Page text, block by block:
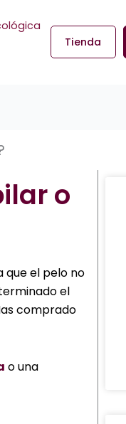
Tienda
o
el pelo no
el
comprado
o una